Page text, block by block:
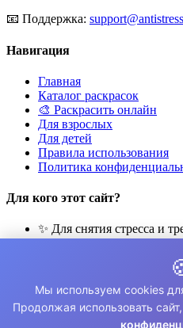
📧 Поддержка:
Навигация
Главная
Каталог раскрасок
🎨 Раскрасить онлайн
Для взрослых
Для детей
Правила использования
Политика
Для кого этот сайт?
✨ Для снятия стресса и
🧘 Для медитации и
👨‍👩‍👧‍👦 Для семейного
© 2026 Раскраски Антистресс.
Мы используем cookies
Продолжая использовать